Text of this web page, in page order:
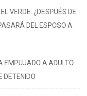
VERDE. ¿DESPUÉS DE
DEL ESPOSO A
EMPUJADO A ADULTO
DETENIDO